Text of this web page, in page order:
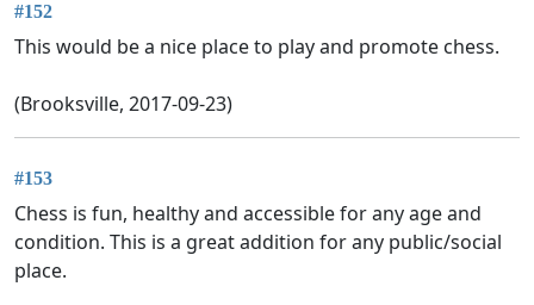
#152
This would be a nice place to play and promote chess.
(Brooksville, 2017-09-23)
#153
Chess is fun, healthy and accessible for any age and
condition. This is a great addition for any public/social
place.